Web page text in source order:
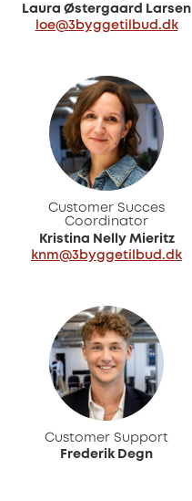
Laura Østergaard Larsen
loe@3byggetilbud.dk
Customer Succes
Coordinator
Kristina Nelly Mieritz
knm@3byggetilbud.dk
Customer Support
Frederik Degn